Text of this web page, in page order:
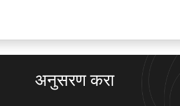
अनुसरण करा